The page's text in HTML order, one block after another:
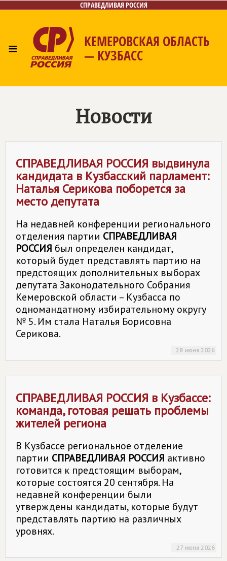
СПРАВЕДЛИВАЯ РОССИЯ
≡ КЕМЕРОВСКАЯ ОБЛАСТЬ
— КУЗБАСС
Фото/Видео
Новости
СПРАВЕДЛИВАЯ РОССИЯ выдвинула
кандидата в Кузбасский парламент:
Наталья Серикова поборется за
место депутата
На недавней конференции регионального
отделения партии СПРАВЕДЛИВАЯ
РОССИЯ был определен кандидат,
который будет представлять партию на
предстоящих дополнительных выборах
депутата Законодательного Собрания
Кемеровской области – Кузбасса по
одномандатному избирательному округу
№ 5. Им стала Наталья Борисовна
Серикова.
28 июня 2026
СПРАВЕДЛИВАЯ РОССИЯ в Кузбассе:
команда, готовая решать проблемы
жителей региона
В Кузбассе региональное отделение
партии СПРАВЕДЛИВАЯ РОССИЯ активно
готовится к предстоящим выборам,
которые состоятся 20 сентября. На
недавней конференции были
утверждены кандидаты, которые будут
представлять партию на различных
уровнях.
27 июня 2026